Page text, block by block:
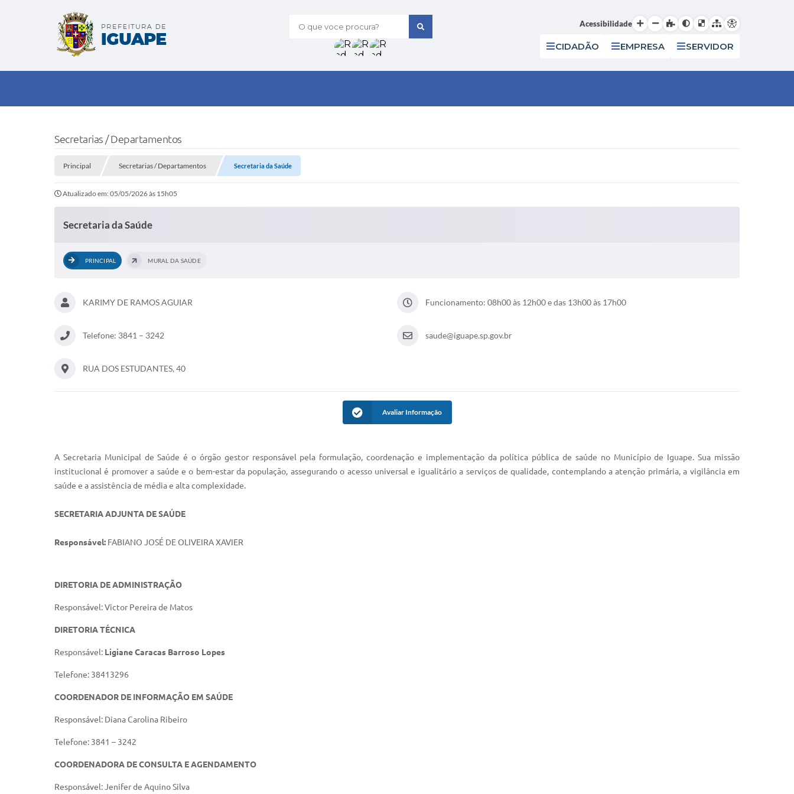
O que voce procura? Acessibilidade
CIDADÃO EMPRESA SERVIDOR
Secretarias / Departamentos
Principal Secretarias / Departamentos Secretaria da Saúde
Atualizado em: 05/05/2026 às 15h05
Secretaria da Saúde
PRINCIPAL MURAL DA SAÚDE
KARIMY DE RAMOS AGUIAR Funcionamento: 08h00 às 12h00 e das 13h00 às 17h00
Telefone: 3841 – 3242 saude@iguape.sp.gov.br
RUA DOS ESTUDANTES, 40
Avaliar Informação
A Secretaria Municipal de Saúde é o órgão gestor responsável pela formulação, coordenação e implementação da política pública de saúde no Município de Iguape. Sua missão
institucional é promover a saúde e o bem-estar da população, assegurando o acesso universal e igualitário a serviços de qualidade, contemplando a atenção primária, a vigilância em
saúde e a assistência de média e alta complexidade.
SECRETARIA ADJUNTA DE SAÚDE
Responsável: FABIANO JOSÉ DE OLIVEIRA XAVIER
DIRETORIA DE ADMINISTRAÇÃO
Responsável: Victor Pereira de Matos
DIRETORIA TÉCNICA
Responsável: Ligiane Caracas Barroso Lopes
Telefone: 38413296
COORDENADOR DE INFORMAÇÃO EM SAÚDE
Responsável: Diana Carolina Ribeiro
Telefone: 3841 – 3242
COORDENADORA DE CONSULTA E AGENDAMENTO
Responsável: Jenifer de Aquino Silva